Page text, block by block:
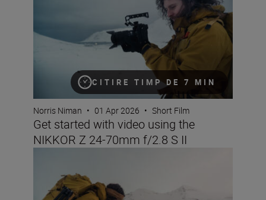
CITIRE TIMP DE 7 MIN
Norris Niman • 01 Apr 2026 • Short Film
Get started with video using the
NIKKOR Z 24-70mm f/2.8 S II